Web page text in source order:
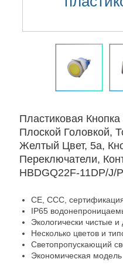
Пластиковая
Плоской Головкой,
Желтый Цвет, 5a,
Переключатели,
HBDGQ22F-11DP/J/
CE, CCC,
IP65
Экологически чистые
Несколько цветов и
Светопропускающий
Экономическая модель